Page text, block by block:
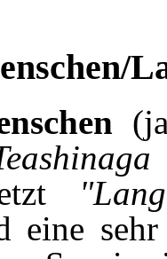
eine sehr